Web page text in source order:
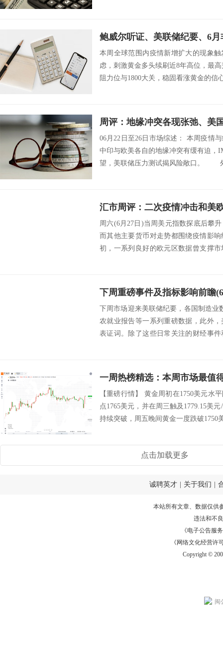
本周全球范围内疫情新增扩大的现象
虑，刺激黄金多头续刷近8年高位，最
阻力位与1800大关，稳固看涨黄金的信
06月22日至26日市场综述： 本周疫情
中印与欧美各自的地缘冲突有缓有迫，
望，美联储压力测试揭风险敞口。
周六(6月27日)当周美元指数探底后攀
而其他主要货币对走势都围绕疫情影
初，一系列良好的欧元区数据曾支撑
下周重磅事件及指标影响前瞻
下周市场迎来美联储纪要，各国制造业
农就业报告等一系列重磅数据，此外
表证词。除了这些日常关注的财经事
一周热榜精选：本周市场最值
【重磅行情】 黄金周初在1750美元水
点1765美元，并在周三触及1779.15美
持续突破，周五晚间黄金一度跌破1750
点击加载更多
诚聘英才 关于我们
本站所有文章、数据仅供
违法和不
《电子公告服务
《网络文化经营许
Copyright ©
闽